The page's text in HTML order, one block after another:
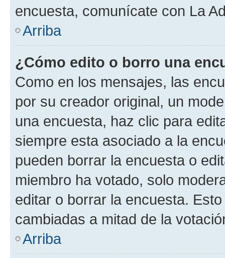
encuesta, comunícate con La
Arriba
¿Cómo edito o borro una
Como en los mensajes, las
por su creador original, un
una encuesta, haz clic para
siempre esta asociado a la
pueden borrar la encuesta o
miembro ha votado, solo
editar o borrar la encuesta.
cambiadas a mitad de la
Arriba